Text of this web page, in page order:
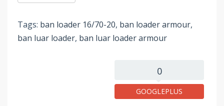
Tags: ban loader 16/70-20, ban loader armour,
ban luar loader, ban luar loader armour
0
GOOGLEPLUS